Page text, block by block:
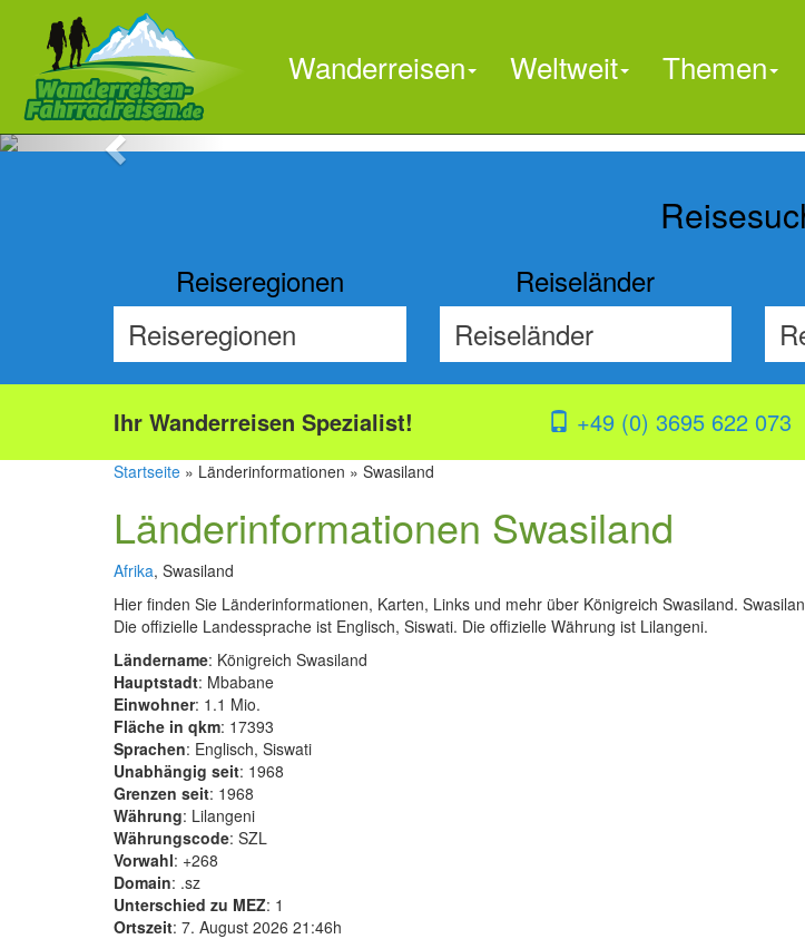

Previous
Wanderreisen Weltweit Themen
Reiseregionen Reiseländer
Ihr Wanderreisen Spezialist! +49 (0) 3695 622 073
Startseite » Länderinformationen » Swasiland
Länderinformationen Swasiland
Afrika, Swasiland
Hier finden Sie Länderinformationen, Karten, Links und mehr über Königreich Swasiland.
Die offizielle Landessprache ist Englisch, Siswati. Die offizielle Währung ist Lilangeni.
Ländername: Königreich Swasiland
Hauptstadt: Mbabane
Einwohner: 1.1 Mio.
Fläche in qkm: 17393
Sprachen: Englisch, Siswati
Unabhängig seit: 1968
Grenzen seit: 1968
Währung: Lilangeni
Währungscode: SZL
Vorwahl: +268
Domain: .sz
Unterschied zu MEZ: 1
Ortszeit: 7. August 2026 21:46h